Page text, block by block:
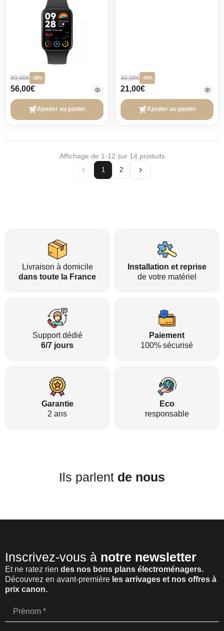
80,00€ -30%
56,00€
Ajouter au panier
30,00€ -30%
21,00€
Ajouter au panier
Affichage de 1-12 sur 14 produits
1 2
Livraison à domicile
dans toute la France
Installation et reprise
de votre matériel
Support dédié
6/7 jours
Paiement
100% sécurisé
Garantie
2 ans
Eco
responsable
Ils parlent de nous
Inscrivez-vous à notre newsletter
Et ne ratez rien des nos bons plans électroménagers.
Découvrez en avant-première les arrivages et nos offres à
prix canon.